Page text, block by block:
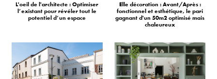
L'oeil de l'architecte : Optimiser
l’existant pour révéler tout le
potentiel d’un espace
Elle décoration : Avant/Après :
fonctionnel et esthétique, le pari
gagnant d'un 50m2 optimisé mais
chaleureux